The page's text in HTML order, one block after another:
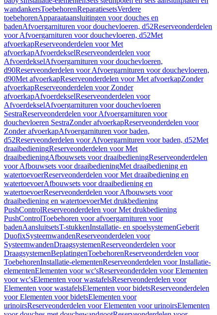
wandankersToebehorenReparatiesetsVerdere
toebehorenApparaataansluitingen voor douches en
badenAfvoergarnituren voor douchevloeren, d52Reserveonderdelen
voor Afvoergarnituren voor douchevloeren, d52Met
afvoerkapReserveonderdelen voor Met
afvoerkapAfvoerdekselReserveonderdelen voor
AfvoerdekselAfvoergarnituren voor douchevloeren,
d90Reserveonderdelen voor Afvoergarnituren voor douchevloeren,
d90Met afvoerkapReserveonderdelen voor Met afvoerkapZonder
afvoerkapReserveonderdelen voor Zonder
afvoerkapAfvoerdekselReserveonderdelen voor
AfvoerdekselAfvoergarnituren voor douchevloeren
SestraReserveonderdelen voor Afvoergarnituren voor
douchevloeren SestraZonder afvoerkapReserveonderdelen voor
Zonder afvoerkapAfvoergarnituren voor baden,
d52Reserveonderdelen voor Afvoergarnituren voor baden, d52Met
draaibedieningReserveonderdelen voor Met
draaibedieningAfbouwsets voor draaibedieningReserveonderdelen
voor Afbouwsets voor draaibedieningMet draaibediening en
watertoevoerReserveonderdelen voor Met draaibediening en
watertoevoerAfbouwsets voor draaibediening en
watertoevoerReserveonderdelen voor Afbouwsets voor
draaibediening en watertoevoerMet drukbediening
PushControlReserveonderdelen voor Met drukbediening
PushControlToebehoren voor afvoergarnituren voor
badenAansluitsetsT-stukkenInstallatie- en spoelsystemenGeberit
DuofixSysteemwandenReserveonderdelen voor
SysteemwandenDraagsystemenReserveonderdelen voor
DraagsystemenBeplatingenToebehorenReserveonderdelen voor
ToebehorenInstallatie-elementenReserveonderdelen voor Installatie-
elementenElementen voor wc'sReserveonderdelen voor Elementen
voor wc'sElementen voor wastafelsReserveonderdelen voor
Elementen voor wastafelsElementen voor bidetsReserveonderdelen
voor Elementen voor bidetsElementen voor
urinoirsReserveonderdelen voor Elementen voor urinoirsElementen